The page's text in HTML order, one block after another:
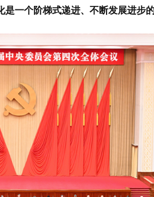
一个阶梯式递进、不断发展进步